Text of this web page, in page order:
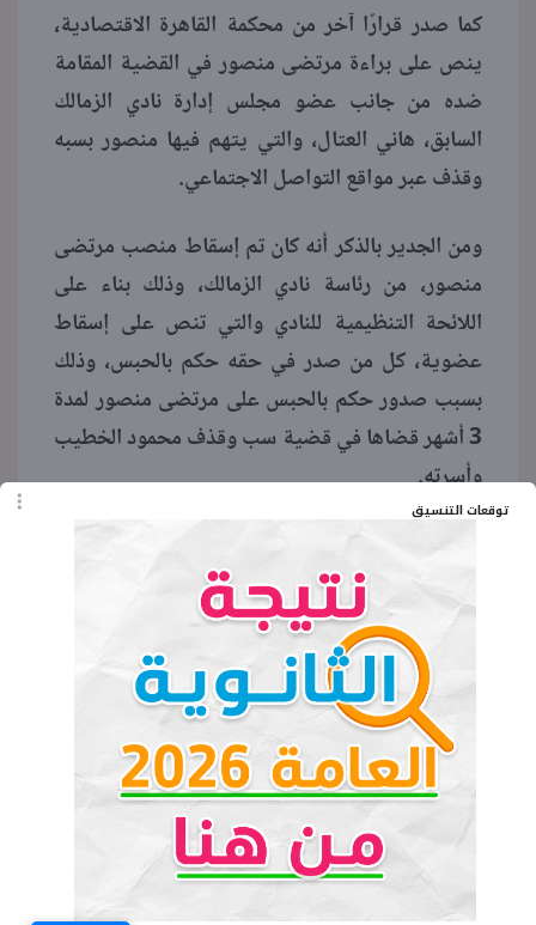
توقعات التنسيق
كما صدر قرارًا آخر من محكمة القاهرة الاقتصادية،
ينص على براءة مرتضى منصور في القضية المقامة
ضده من جانب عضو مجلس إدارة نادي الزمالك
السابق، هاني العتال، والتي يتهم فيها منصور بسبه
وقذف عبر مواقع التواصل الاجتماعي.
ومن الجدير بالذكر أنه كان تم إسقاط منصب مرتضى
منصور، من رئاسة نادي الزمالك، وذلك بناء على
اللائحة التنظيمية للنادي والتي تنص على إسقاط
عضوية، كل من صدر في حقه حكم بالحبس، وذلك
بسبب صدور حكم بالحبس على مرتضى منصور لمدة
3 أشهر قضاها في قضية سب وقذف محمود الخطيب
وأسرته.
الكلمات المفتاحية
مرتضى منصور الحكم على مرتضى منصور
قضية مرتضى منصور أخبار مرتضى منصور
أحمد الليثي
صحفي مصري، عضو نقابة الصحفيين
ومقيم بمحافظة المنوفية